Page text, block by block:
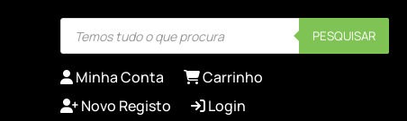
Products
search PESQUISAR
Minha Conta
Carrinho
Novo Registo
Login